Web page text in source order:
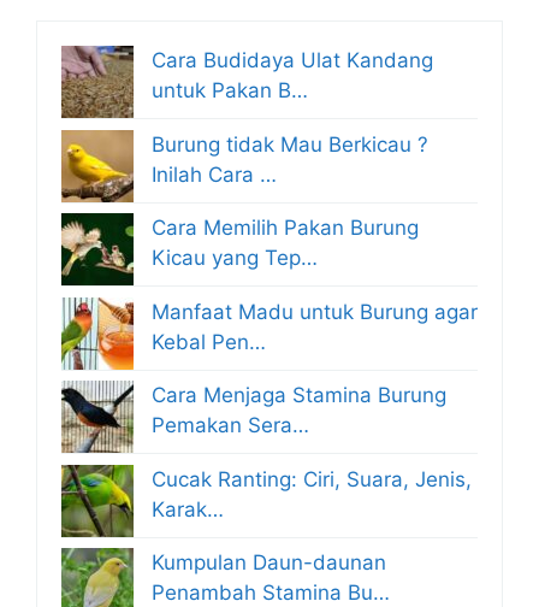
Cara Budidaya Ulat Kandang
untuk Pakan B…
Burung tidak Mau Berkicau ?
Inilah Cara …
Cara Memilih Pakan Burung
Kicau yang Tep…
Manfaat Madu untuk Burung agar
Kebal Pen…
Cara Menjaga Stamina Burung
Pemakan Sera…
Cucak Ranting: Ciri, Suara, Jenis,
Karak…
Kumpulan Daun-daunan
Penambah Stamina Bu…